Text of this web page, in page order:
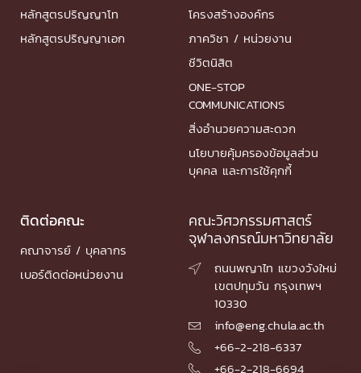
หลักสูตรปริญญาโท
หลักสูตรปริญญาเอก
โครงสร้างองค์กร
ภาควิชา / หน่วยงาน
ชีวิตนิสิต
ONE-STOP
COMMUNICATIONS
สิ่งอำนวยความสะดวก
นโยบายคุ้มครองข้อมูลส่วน
บุคคล และการใช้คุกกี้
ติดต่อคณะ
คณาจารย์ / บุคลากร
เบอร์ติดต่อหน่วยงาน
คณะวิศวกรรมศาสตร์
จุฬาลงกรณ์มหาวิทยาลัย

ถนนพญาไท แขวงวังใหม่
เขตปทุมวัน กรุงเทพฯ
10330
 info@eng.chula.ac.th
 +66-2-218-6337
 +66-2-218-6694